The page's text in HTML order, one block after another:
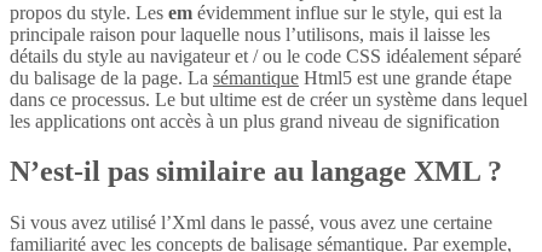
propos du style. Les em évidemment influe sur le style, qui est la
principale raison pour laquelle nous l’utilisons, mais il laisse les
détails du style au navigateur et / ou le code CSS idéalement séparé
du balisage de la page. La sémantique Html5 est une grande étape
dans ce processus. Le but ultime est de créer un système dans lequel
les applications ont accès à un plus grand niveau de signification
N’est-il pas similaire au langage XML ?
Si vous avez utilisé l’Xml dans le passé, vous avez une certaine
familiarité avec les concepts de balisage sémantique. Par exemple,